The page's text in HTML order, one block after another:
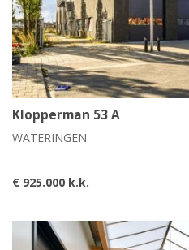
Klopperman 53 A
WATERINGEN
€ 925.000 k.k.